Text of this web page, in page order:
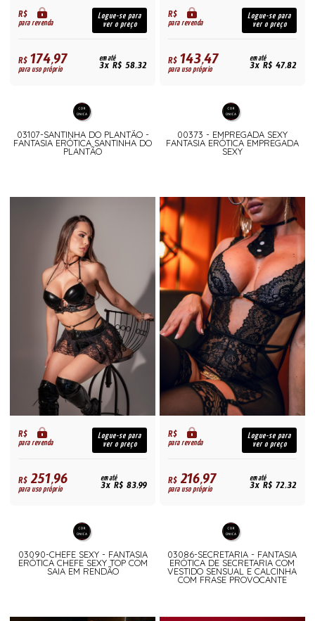
R$
para revenda
Logue-se para
ver o preço
R$174,97
para uso próprio
em até
3x R$ 58,32
03107-SANTINHA DO PLANTÃO -
FANTASIA ERÓTICA SANTINHA DO
PLANTÃO
R$
para revenda
Logue-se para
ver o preço
R$143,47
para uso próprio
em até
3x R$ 47,82
00373 - EMPREGADA SEXY
FANTASIA ERÓTICA EMPREGADA
SEXY
R$
para revenda
Logue-se para
ver o preço
R$251,96
para uso próprio
em até
3x R$ 83,99
03090-CHEFE SEXY - FANTASIA
ERÓTICA CHEFE SEXY TOP COM
SAIA EM RENDÃO
R$
para revenda
Logue-se para
ver o preço
R$216,97
para uso próprio
em até
3x R$ 72,32
03086-SECRETARIA - FANTASIA
ERÓTICA DE SECRETARIA COM
VESTIDO SENSUAL E CALCINHA
COM FRASE PROVOCANTE